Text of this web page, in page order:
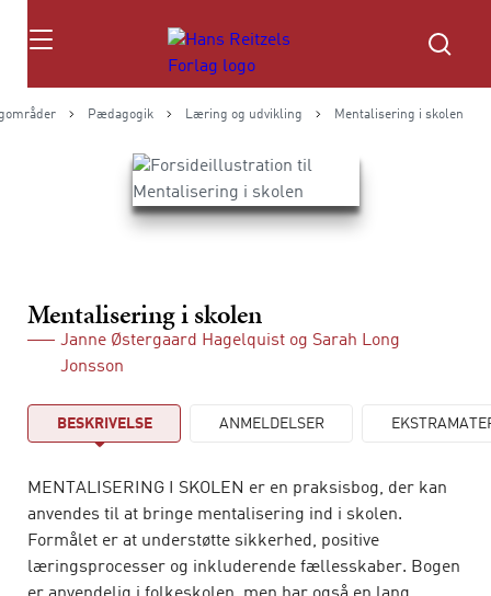
Søg
Pædagogik Læring og udvikling Mentalisering i skolen
Mentalisering i skolen
Janne Østergaard Hagelquist og Sarah Long
Jonsson
BESKRIVELSE ANMELDELSER
MENTALISERING I SKOLEN er en praksisbog, der kan
anvendes til at bringe mentalisering ind i skolen.
Formålet er at understøtte sikkerhed, positive
læringsprocesser og inkluderende fællesskaber. Bogen